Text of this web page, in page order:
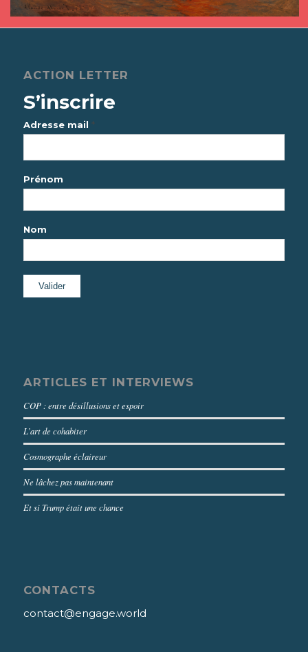
ACTION LETTER
S’inscrire
Adresse mail *
Prénom
Nom
ARTICLES ET INTERVIEWS
COP : entre désillusions et espoir
L’art de cohabiter
Cosmographe éclaireur
Ne lâchez pas maintenant
Et si Trump était une chance
CONTACTS
contact@engage.world